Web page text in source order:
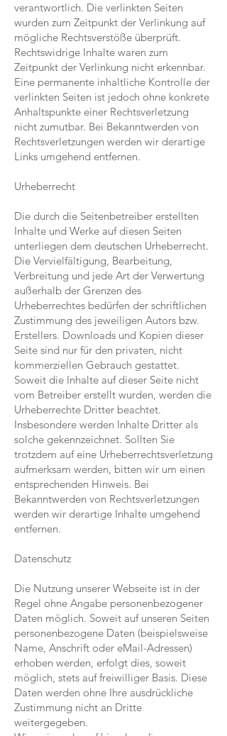
verantwortlich. Die verlinkten Seiten
wurden zum Zeitpunkt der Verlinkung auf
mögliche Rechtsverstöße überprüft.
Rechtswidrige Inhalte waren zum
Zeitpunkt der Verlinkung nicht erkennbar.
Eine permanente inhaltliche Kontrolle der
verlinkten Seiten ist jedoch ohne konkrete
Anhaltspunkte einer Rechtsverletzung
nicht zumutbar. Bei Bekanntwerden von
Rechtsverletzungen werden wir derartige
Links umgehend entfernen.
Urheberrecht
Die durch die Seitenbetreiber erstellten
Inhalte und Werke auf diesen Seiten
unterliegen dem deutschen Urheberrecht.
Die Vervielfältigung, Bearbeitung,
Verbreitung und jede Art der Verwertung
außerhalb der Grenzen des
Urheberrechtes bedürfen der schriftlichen
Zustimmung des jeweiligen Autors bzw.
Erstellers. Downloads und Kopien dieser
Seite sind nur für den privaten, nicht
kommerziellen Gebrauch gestattet.
Soweit die Inhalte auf dieser Seite nicht
vom Betreiber erstellt wurden, werden die
Urheberrechte Dritter beachtet.
Insbesondere werden Inhalte Dritter als
solche gekennzeichnet. Sollten Sie
trotzdem auf eine Urheberrechtsverletzung
aufmerksam werden, bitten wir um einen
entsprechenden Hinweis. Bei
Bekanntwerden von Rechtsverletzungen
werden wir derartige Inhalte umgehend
entfernen.
Datenschutz
Die Nutzung unserer Webseite ist in der
Regel ohne Angabe personenbezogener
Daten möglich. Soweit auf unseren Seiten
personenbezogene Daten (beispielsweise
Name, Anschrift oder eMail-Adressen)
erhoben werden, erfolgt dies, soweit
möglich, stets auf freiwilliger Basis. Diese
Daten werden ohne Ihre ausdrückliche
Zustimmung nicht an Dritte
weitergegeben.